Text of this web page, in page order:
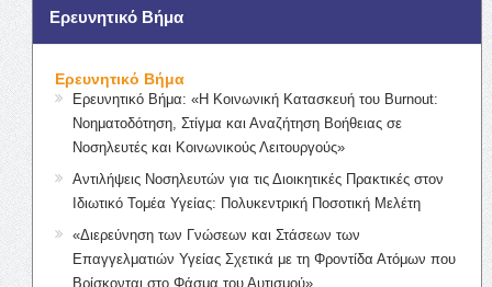
Ερευνητικό Βήμα
Ερευνητικό Βήμα
Ερευνητικό Βήμα: «Η Κοινωνική Κατασκευή του Burnout:
Νοηματοδότηση, Στίγμα και Αναζήτηση Βοήθειας σε
Νοσηλευτές και Κοινωνικούς Λειτουργούς»
Αντιλήψεις Νοσηλευτών για τις Διοικητικές Πρακτικές στον
Ιδιωτικό Τομέα Υγείας: Πολυκεντρική Ποσοτική Μελέτη
«Διερεύνηση των Γνώσεων και Στάσεων των
Επαγγελματιών Υγείας Σχετικά με τη Φροντίδα Ατόμων που
Βρίσκονται στο Φάσμα του Αυτισμού»